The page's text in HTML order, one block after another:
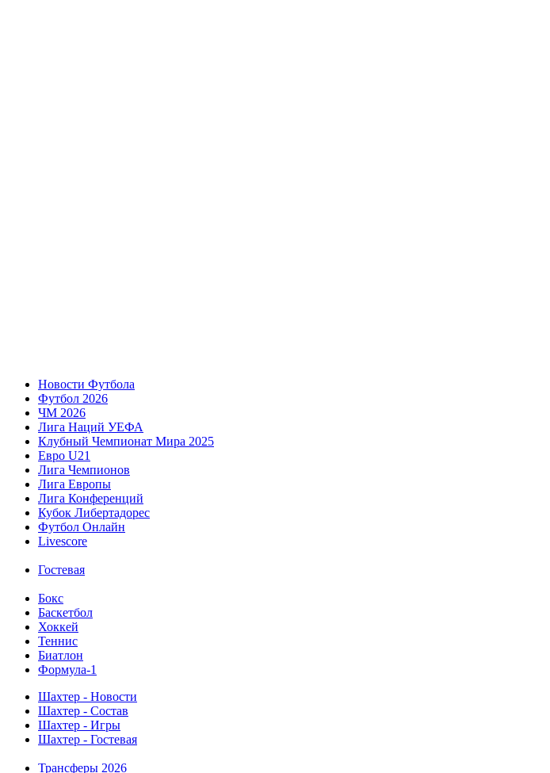
Новости Футбола
Футбол 2026
ЧМ 2026
Лига Наций УЕФА
Клубный Чемпионат Мира 2025
Евро U21
Лига Чемпионов
Лига Европы
Лига Конференций
Кубок Либертадорес
Футбол Онлайн
Livescore
Гостевая
Бокс
Баскетбол
Хоккей
Теннис
Биатлон
Формула-1
Шахтер - Новости
Шахтер - Состав
Шахтер - Игры
Шахтер - Гостевая
Трансферы 2026